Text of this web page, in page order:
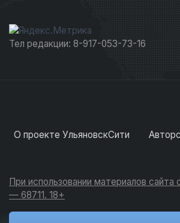
Тел редакции: 8-917-053-73-16
О проекте УльяновскСити
При использовании материалов
— 68711. 18+